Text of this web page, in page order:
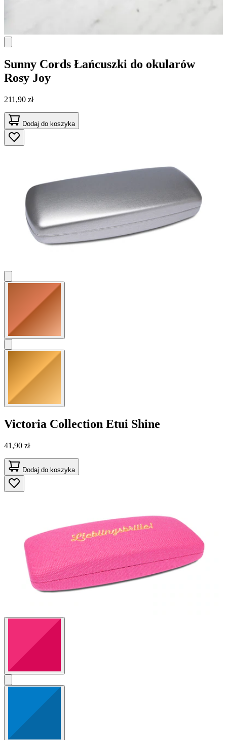
Sunny Cords Łańcuszki do okularów
Rosy Joy
211,90 zł
Dodaj do koszyka
Victoria Collection Etui Shine
41,90 zł
Dodaj do koszyka